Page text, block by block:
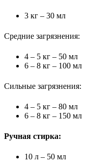
3 кг – 30 мл
Средние загрязнения:
4 – 5 кг – 50 мл
6 – 8 кг – 100 мл
Сильные загрязнения:
4 – 5 кг – 80 мл
6 – 8 кг – 150 мл
Ручная стирка:
10 л – 50 мл